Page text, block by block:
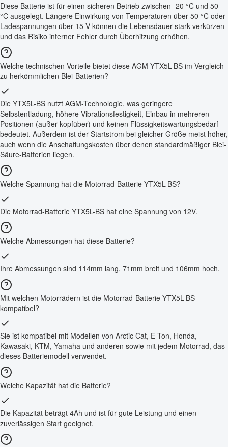
Diese Batterie ist für einen sicheren Betrieb zwischen -20 °C und 50
°C ausgelegt. Längere Einwirkung von Temperaturen über 50 °C oder
Ladespannungen über 15 V können die Lebensdauer stark verkürzen
und das Risiko interner Fehler durch Überhitzung erhöhen.
Welche technischen Vorteile bietet diese AGM YTX5L-BS im Vergleich
zu herkömmlichen Blei-Batterien?
Die YTX5L-BS nutzt AGM-Technologie, was geringere
Selbstentladung, höhere Vibrationsfestigkeit, Einbau in mehreren
Positionen (außer kopfüber) und keinen Flüssigkeitswartungsbedarf
bedeutet. Außerdem ist der Startstrom bei gleicher Größe meist höher,
auch wenn die Anschaffungskosten über denen standardmäßiger Blei-
Säure-Batterien liegen.
Welche Spannung hat die Motorrad-Batterie YTX5L-BS?
Die Motorrad-Batterie YTX5L-BS hat eine Spannung von 12V.
Welche Abmessungen hat diese Batterie?
Ihre Abmessungen sind 114mm lang, 71mm breit und 106mm hoch.
Mit welchen Motorrädern ist die Motorrad-Batterie YTX5L-BS
kompatibel?
Sie ist kompatibel mit Modellen von Arctic Cat, E-Ton, Honda,
Kawasaki, KTM, Yamaha und anderen sowie mit jedem Motorrad, das
dieses Batteriemodell verwendet.
Welche Kapazität hat die Batterie?
Die Kapazität beträgt 4Ah und ist für gute Leistung und einen
zuverlässigen Start geeignet.